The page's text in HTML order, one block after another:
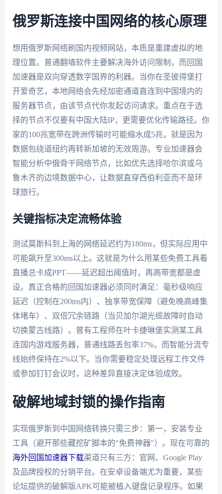
俄罗斯连接中国网络的核心原理
想用俄罗斯网络刷国内视频网站，本质是重建虚拟的地
理位置。普通翻墙软件主要解决海外访问限制，而回国
加速器是双向穿透数字国界的利器。当你在圣彼得堡打
开爱奇艺，本地网络会先经加密通道直连到中国境内的
服务器节点，由该节点代你发起访问请求。重点在于选
择的节点不仅要有中国大陆IP，更需要优化传输路径。你
家的100兆宽带在跨洲传输时可能缩水成5兆，就是因为
数据包绕道纽约再转新加坡的无效周游。专业加速器会
智能分析中俄骨干网络节点，比如优先选择哈尔滨或乌
鲁木齐的边境数据中心，让数据直穿西伯利亚而不是环
球旅行。
关键指标决定流畅体验
测试莫斯科到上海的网络延迟约为180ms，但实际应用中
可能飙升至300ms以上。这就是为什么用某些免费工具看
直播总卡成PPT——延迟超出阈值时，再高带宽都是虚
设。真正合格的回国加速器必须同时满足：毫秒级响应
延迟（控制在200ms内）、独享带宽保障（避免晚高峰集
体堵车）、双倍冗余链路（当贝加尔湖光缆故障时自动
切换蒙古线路）。曾有工程师在叶卡捷琳堡实测某工具
连国内游戏服务器，普通线路丢包率37%，而智能分流专
线始终保持在2%以下。当你需要稳定处理远程工作文件
或参加钉钉会议时，这种差异直接决定体验成败。
破解地域封锁的操作指南
实现俄罗斯到中国网络转换只需三步：第一，安装专业
工具（避开那些藏挖矿脚本的"免费神器"）。现在可靠的
海外回国加速器下载渠道只有三方：官网、Google Play
及品牌授权的分销平台。在安卓设备端尤为重要，某些
论坛提供的破解版APK可能被植入键盘记录程序。如果